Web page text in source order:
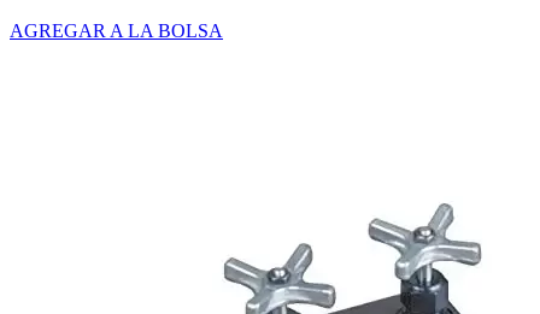
AGREGAR A LA BOLSA